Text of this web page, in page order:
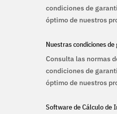
condiciones de
óptimo de nuestros
Nuestras condiciones
Consulta las normas
condiciones de
óptimo de nuestros
Software de Cálculo de